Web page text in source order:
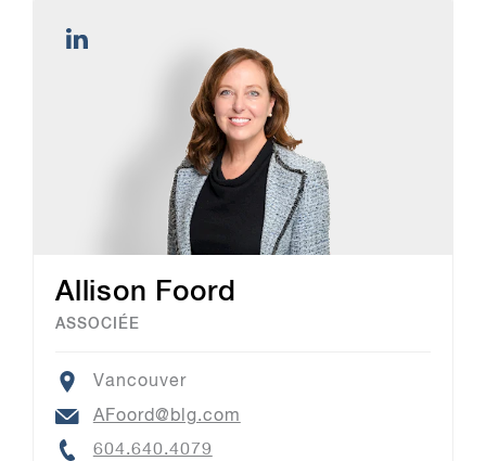
Allison Foord
ASSOCIÉE
Location
Vancouver
Email
AFoord@blg.com
Phone
604.640.4079